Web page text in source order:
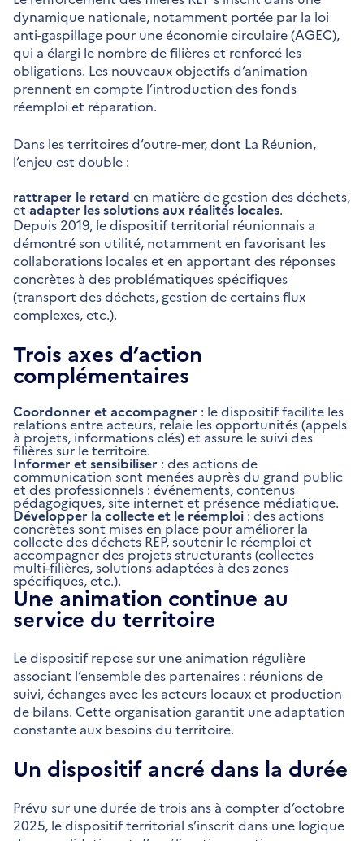
dynamique nationale, notamment portée par la loi
anti-gaspillage pour une économie circulaire (AGEC),
qui a élargi le nombre de filières et renforcé les
obligations. Les nouveaux objectifs d’animation
prennent en compte l’introduction des fonds
réemploi et réparation.
Dans les territoires d’outre-mer, dont La Réunion,
l’enjeu est double :
rattraper le retard en matière de gestion des déchets,
et adapter les solutions aux réalités locales.
Depuis 2019, le dispositif territorial réunionnais a
démontré son utilité, notamment en favorisant les
collaborations locales et en apportant des réponses
concrètes à des problématiques spécifiques
(transport des déchets, gestion de certains flux
complexes, etc.).
Trois axes d’action
complémentaires
Coordonner et accompagner : le dispositif facilite les
relations entre acteurs, relaie les opportunités (appels
à projets, informations clés) et assure le suivi des
filières sur le territoire.
Informer et sensibiliser : des actions de
communication sont menées auprès du grand public
et des professionnels : événements, contenus
pédagogiques, site internet et présence médiatique.
Développer la collecte et le réemploi : des actions
concrètes sont mises en place pour améliorer la
collecte des déchets REP, soutenir le réemploi et
accompagner des projets structurants (collectes
multi-filières, solutions adaptées à des zones
spécifiques, etc.).
Une animation continue au
service du territoire
Le dispositif repose sur une animation régulière
associant l’ensemble des partenaires : réunions de
suivi, échanges avec les acteurs locaux et production
de bilans. Cette organisation garantit une adaptation
constante aux besoins du territoire.
Un dispositif ancré dans la durée
Prévu sur une durée de trois ans à compter d’octobre
2025, le dispositif territorial s’inscrit dans une logique